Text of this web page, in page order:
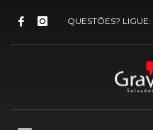
QUESTÕES? LIGUE: